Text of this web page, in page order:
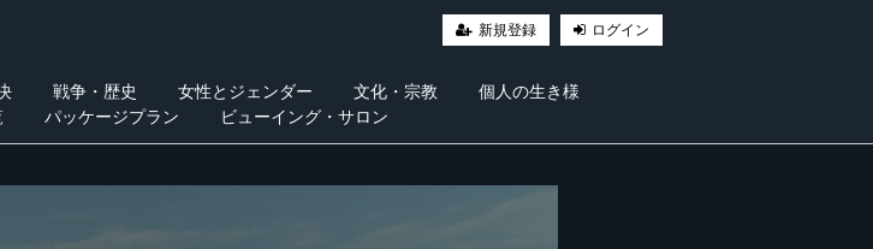
新規登録 ログイン
戦争・歴史 女性とジェンダー 文化・宗教
個人の生き様
パッケージプラン ビューイング・サロン